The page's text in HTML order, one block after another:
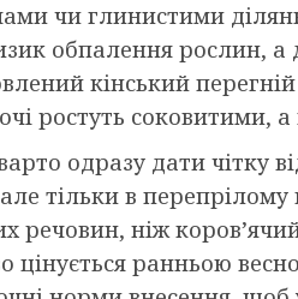
чи глинистими
обпалення рослин, а
кінський
ростуть соковитими,
одразу дати чітку
тільки в перепрілому
речовин, ніж
цінується ранньою